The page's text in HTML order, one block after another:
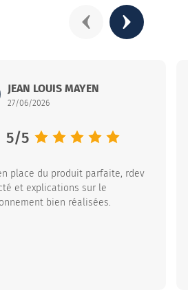
JOURDAIN – France
15 rue Louis Aygobère – ZI du Pont
JEAN LOUIS MAYEN
27/06/2026
Note moyenne :
5/5
place du produit parfaite, rdev
et explications sur le
bien réalisées.
PrécédentSuivant